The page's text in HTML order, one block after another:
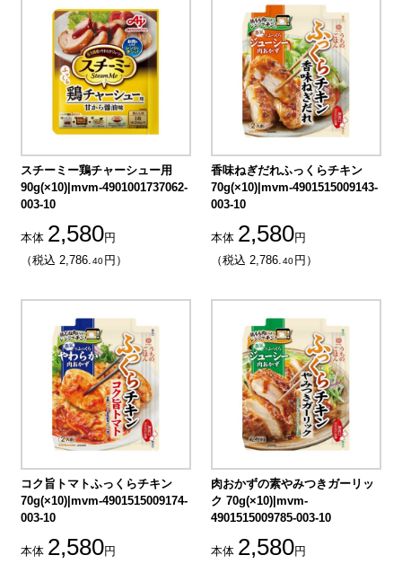
スチーミー鶏チャーシュー用
90g(×10)|mvm-4901001737062-
003-10
本体 2,580円
（税込 2,786.40 円）
香味ねぎだれふっくらチキン
70g(×10)|mvm-4901515009143-
003-10
本体 2,580円
（税込 2,786.40 円）
コク旨トマトふっくらチキン
70g(×10)|mvm-4901515009174-
003-10
本体 2,580円
肉おかずの素やみつきガーリッ
ク 70g(×10)|mvm-
4901515009785-003-10
本体 2,580円